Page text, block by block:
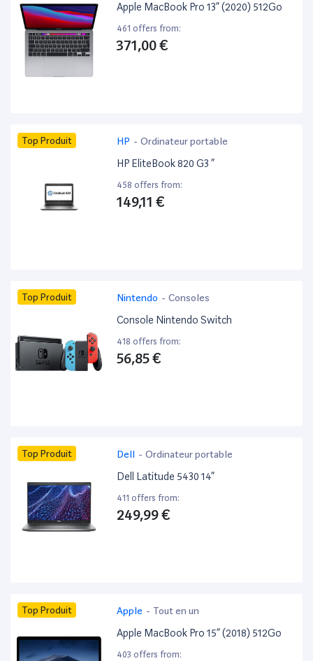
Apple MacBook Pro 13” (2020) 512Go
461 offers from:
371,00 €
Top Produit HP - Ordinateur portable
HP EliteBook 820 G3 ”
458 offers from:
149,11 €
Top Produit Nintendo - Consoles
Console Nintendo Switch
418 offers from:
56,85 €
Top Produit Dell - Ordinateur portable
Dell Latitude 5430 14”
411 offers from:
249,99 €
Top Produit Apple - Tout en un
Apple MacBook Pro 15” (2018) 512Go
403 offers from: